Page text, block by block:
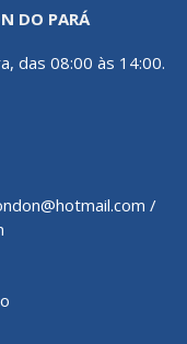
DO PARÁ
das 08:00 às 14:00.
/